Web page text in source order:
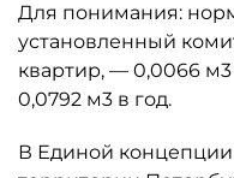
Для понимания:
установленный
квартир, — 0,0066 м3
0,0792 м3 в год.
В Единой